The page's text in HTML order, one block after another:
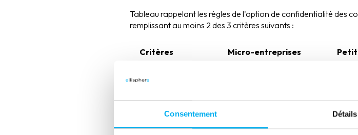
Consentement Détails
Tableau rappelant les règles de l'option de confidentialité des
remplissant au moins 2 des 3 critères suivants :
Critères Micro-entreprises
Total bilan
CA annuel net Moins de 350 000 €
Effectifs Moins de 10 salariés